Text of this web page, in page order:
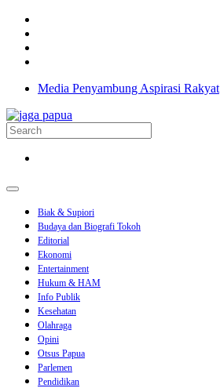
Media Penyambung Aspirasi Rakyat
Biak & Supiori
Budaya dan Biografi Tokoh
Editorial
Ekonomi
Entertainment
Hukum & HAM
Info Publik
Kesehatan
Olahraga
Opini
Otsus Papua
Parlemen
Pendidikan